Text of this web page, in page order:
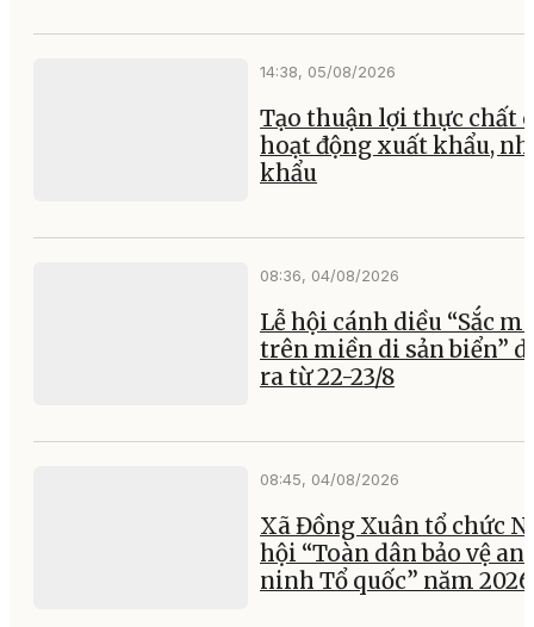
14:38, 05/08/2026
Tạo thuận lợi thực chất
hoạt động xuất khẩu,
khẩu
08:36, 04/08/2026
Lễ hội cánh diều “Sắc
trên miền di sản biển”
ra từ 22-23/8
08:45, 04/08/2026
Xã Đồng Xuân tổ chức
hội “Toàn dân bảo vệ an
ninh Tổ quốc” năm 2026